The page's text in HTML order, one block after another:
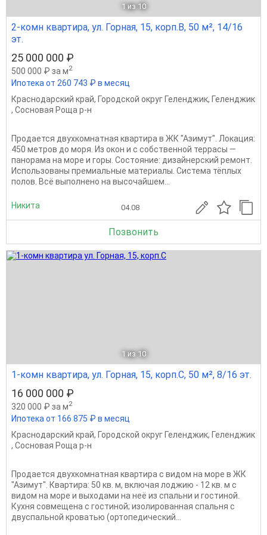
1 из 10
2-комн квартира, ул. Горная, 15, корп.В, 50 м², 14/16
эт.
25 000 000 ₽
500 000 ₽ за м2
Ипотека от 260 743 ₽ в месяц
Краснодарский край, Городской округ Геленджик, Геленджик
, Сосновая Роща р-н
Продается двухкомнатная квартира в ЖК "Азимут". Локация:
450 метров до моря. Из окон и с собственной террасы —
панорама на море и горы. Состояние: дизайнерский ремонт.
Использованы премиальные материалы. Система тёплых
полов. Всё выполнено на высочайшем...
Никита 04.08
Позвонить
1 из 10
1-комн квартира, ул. Горная, 15, корп.С, 50 м², 8/16 эт.
16 000 000 ₽
320 000 ₽ за м2
Ипотека от 166 875 ₽ в месяц
Краснодарский край, Городской округ Геленджик, Геленджик
, Сосновая Роща р-н
Продается двухкомнатная квартира с видом на море в ЖК
"Азимут". Квартира: 50 кв. м, включая лоджию - 12 кв. м с
видом на море и выходами на неё из спальни и гостиной.
Кухня совмещена с гостиной; изолированная спальня с
двуспальной кроватью (ортопедический...